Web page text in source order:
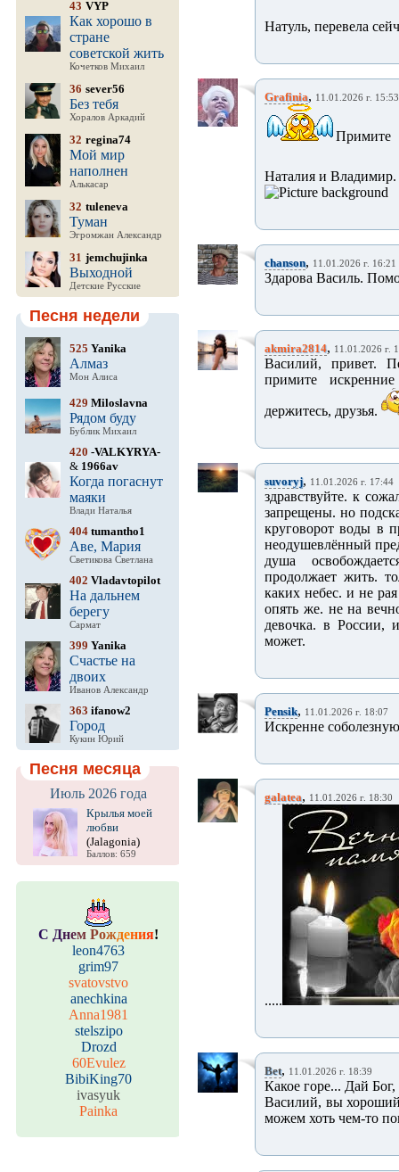
43 VYP
Как хорошо в
стране
советской жить
Кочетков Михаил
36 sever56
Без тебя
Хоралов Аркадий
32 regina74
Мой мир
наполнен
Алькасар
32 tuleneva
Туман
Эгромжан Александр
31 jemchujinka
Выходной
Детские Русские
Песня недели
525 Yanika
Алмаз
Мон Алиса
429 Miloslavna
Рядом буду
Бублик Михаил
420 -VALKYRYA-
& 1966av
Когда погаснут
маяки
Влади Наталья
404 tumantho1
Аве, Мария
Светикова Светлана
402 Vladavtopilot
На дальнем
берегу
Сармат
399 Yanika
Счастье на
двоих
Иванов Александр
363 ifanow2
Город
Кукин Юрий
Песня месяца
Июль 2026 года
Крылья моей
любви
(Jalagonia)
Баллов: 659
С Днем Рождения!
leon4763
grim97
svatovstvo
anechkina
Anna1981
stelszipo
Drozd
60Evulez
BibiKing70
ivasyuk
Painka
Натуль, перевела
Grafinia, 11.01.2026 г. 15:53
Примите
Наталия и Владимир.
chanson, 11.01.2026 г. 16:21
Здарова Василь.
akmira2814, 11.01.2026 г.
Василий, привет.
примите
держитесь, друзья.
suvoryj, 11.01.2026 г. 17:44
здравствуйте. к
запрещены. но
круговорот воды в
неодушевлённый
душа
продолжает жить.
каких небес. и не
опять же. не на
девочка. в России,
может.
Pensik, 11.01.2026 г. 18:07
Искренне
galatea, 11.01.2026 г. 18:30
.....
Bet, 11.01.2026 г. 18:39
Какое горе... Дай
Василий, вы
можем хоть чем-то